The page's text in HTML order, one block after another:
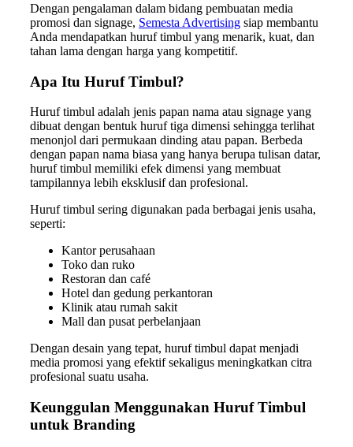
Dengan pengalaman dalam bidang pembuatan media
promosi dan signage, Semesta Advertising siap membantu
Anda mendapatkan huruf timbul yang menarik, kuat, dan
tahan lama dengan harga yang kompetitif.
Apa Itu Huruf Timbul?
Huruf timbul adalah jenis papan nama atau signage yang
dibuat dengan bentuk huruf tiga dimensi sehingga terlihat
menonjol dari permukaan dinding atau papan. Berbeda
dengan papan nama biasa yang hanya berupa tulisan datar,
huruf timbul memiliki efek dimensi yang membuat
tampilannya lebih eksklusif dan profesional.
Huruf timbul sering digunakan pada berbagai jenis usaha,
seperti:
Kantor perusahaan
Toko dan ruko
Restoran dan café
Hotel dan gedung perkantoran
Klinik atau rumah sakit
Mall dan pusat perbelanjaan
Dengan desain yang tepat, huruf timbul dapat menjadi
media promosi yang efektif sekaligus meningkatkan citra
profesional suatu usaha.
Keunggulan Menggunakan Huruf Timbul
untuk Branding